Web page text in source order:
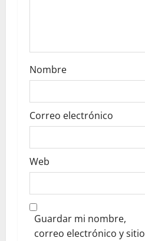
Nombre
Correo electrónico
Web
Guardar mi nombre,
correo electrónico y sitio